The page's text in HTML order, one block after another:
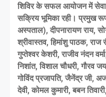
शिविर के सफल आयोजन में सेवा
सक्रिय भूमिका रही। प्रमुख रूप
अस्पताल), दीपनारायण राय,
श्रीवास्तव, हिमांशु पाठक,
गुप्तेश्वर केशरी, राजीव नंदन
निशांत, विशाल चौधरी, गौरव
गोविंद प्रजापति, जैनेंद्र जी,
देवी, कोमल कुमारी, बबन